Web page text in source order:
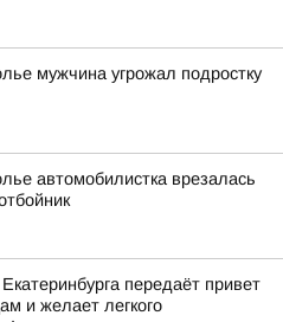
мужчина угрожал подростку
автомобилистка врезалась
передаёт привет
и желает легкого